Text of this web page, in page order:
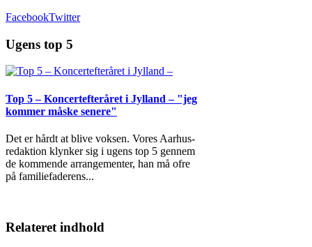
FacebookTwitter
Ugens top 5
Top 5 – Koncertefteråret i Jylland – "jeg
kommer måske senere"
Det er hårdt at blive voksen. Vores Aarhus-
redaktion klynker sig i ugens top 5 gennem
de kommende arrangementer, han må ofre
på familiefaderens...
Relateret indhold